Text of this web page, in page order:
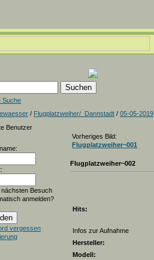
Suche
/ Flugplatzweiher/_Dannstadt / 05-05-2019
Benutzer
nächsten Besuch
anmelden?
vergessen
Vorheriges Bild:
Flugplatzweiher~001
Flugplatzweiher~002
Hits:
Infos zur Aufnahme
Hersteller:
Modell: